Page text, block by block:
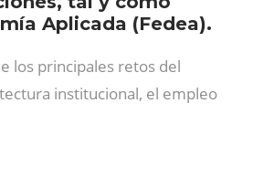
Aplicada (Fedea).
los principales retos del
institucional, el empleo